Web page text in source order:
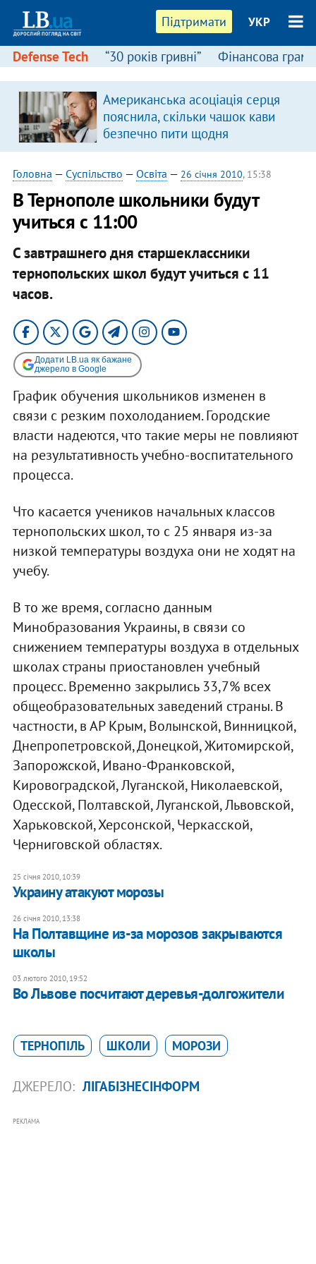
Підтримати УКР
Defense Tech “30 років гривні” Фінансова
Американська асоціація серця
пояснила, скільки чашок кави
безпечно пити щодня
Головна — Суспільство — Освіта — 26 січня 2010, 15:38
В Тернополе школьники будут
учиться с 11:00
С завтрашнего дня старшеклассники
тернопольских школ будут учиться с 11
часов.
Додати LB.ua як бажане
джерело в Google
График обучения школьников изменен в
связи с резким похолоданием. Городские
власти надеются, что такие меры не повлияют
на результативность учебно-воспитательного
процесса.
Что касается учеников начальных классов
тернопольских школ, то с 25 января из-за
низкой температуры воздуха они не ходят на
учебу.
В то же время, согласно данным
Минобразования Украины, в связи со
снижением температуры воздуха в отдельных
школах страны приостановлен учебный
процесс. Временно закрылись 33,7% всех
общеобразовательных заведений страны. В
частности, в АР Крым, Волынской, Винницкой,
Днепропетровской, Донецкой, Житомирской,
Запорожской, Ивано-Франковской,
Кировоградской, Луганской, Николаевской,
Одесской, Полтавской, Луганской, Львовской,
Харьковской, Херсонской, Черкасской,
Черниговской областях.
25 січня 2010, 10:39
Украину атакуют морозы
26 січня 2010, 13:38
На Полтавщине из-за морозов закрываются
школы
03 лютого 2010, 19:52
Во Львове посчитают деревья-долгожители
ТЕРНОПІЛЬ ШКОЛИ МОРОЗИ
ДЖЕРЕЛО: ЛІГАБІЗНЕСІНФОРМ
РЕКЛАМА